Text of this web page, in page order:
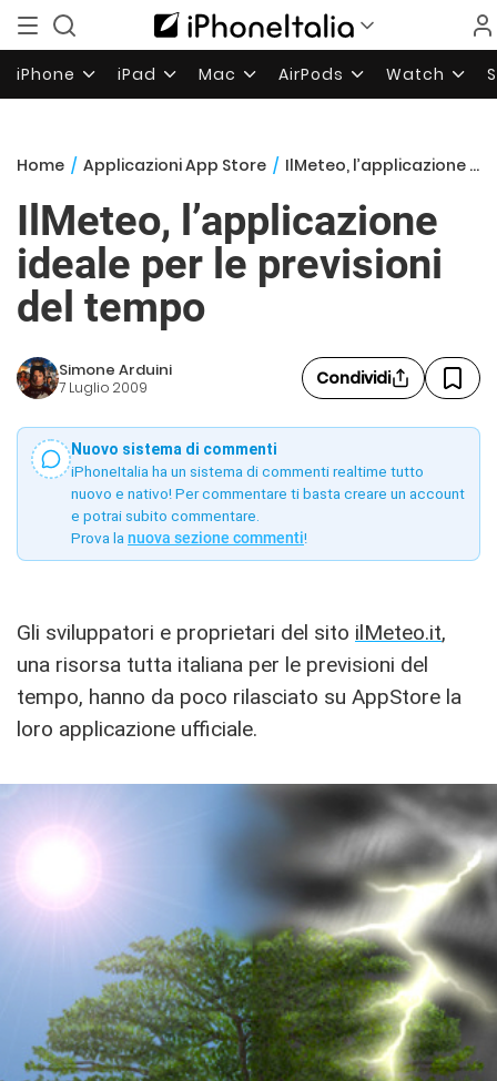
iPhone iPad Mac AirPods Watch
Home / Applicazioni App Store / IlMeteo, l’applicazione ideale per le previsioni del tempo
IlMeteo, l’applicazione
ideale per le previsioni
del tempo
Simone Arduini
7 Luglio 2009 Condividi
Nuovo sistema di commenti
iPhoneItalia ha un sistema di commenti realtime tutto
nuovo e nativo! Per commentare ti basta creare un account
e potrai subito commentare.
Prova la nuova sezione commenti!
Gli sviluppatori e proprietari del sito ilMeteo.it,
una risorsa tutta italiana per le previsioni del
tempo, hanno da poco rilasciato su AppStore la
loro applicazione ufficiale.